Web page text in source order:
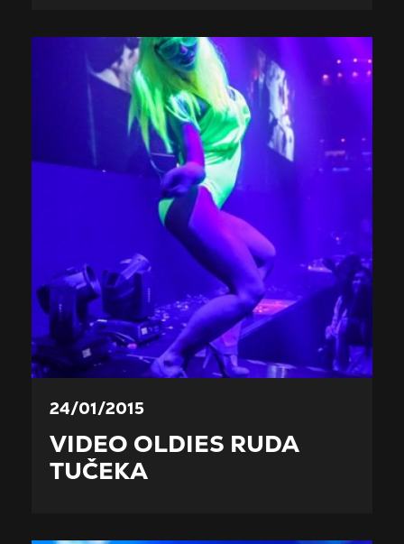
24/01/2015
VIDEO OLDIES RUDA
TUČEKA